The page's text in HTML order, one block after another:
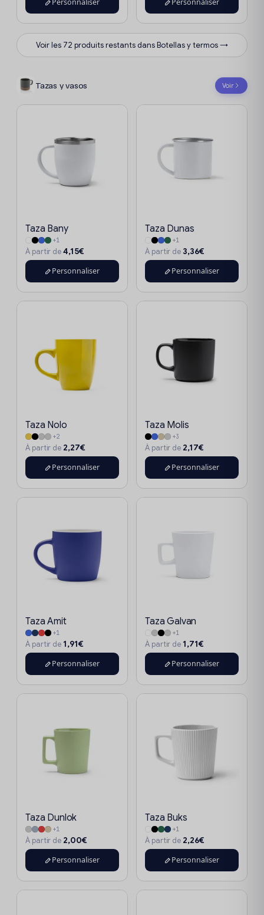
Personnaliser Personnaliser
Voir les 72 produits restants dans Botellas y termos →
Tazas y vasos Voir
Taza Bany
+1
À partir de4,15€
Personnaliser
Taza Dunas
+1
À partir de 3,36€
Personnaliser
Taza Nolo
+2
À partir de 2,27€
Personnaliser
Taza Molis
+3
À partir de 2,17€
Personnaliser
Taza Amit
+1
À partir de 1,91€
Personnaliser
Taza Galvan
+1
À partir de 1,71€
Personnaliser
Taza Dunlok
+1
À partir de 2,00€
Personnaliser
Taza Buks
+1
À partir de 2,26€
Personnaliser